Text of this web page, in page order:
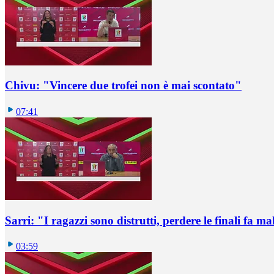
Chivu: "Vincere due trofei non è mai scontato"
07:41
Sarri: "I ragazzi sono distrutti, perdere le finali fa
03:59